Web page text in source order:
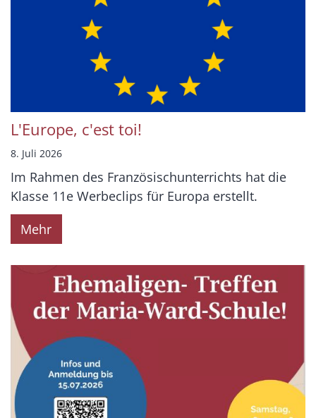
L'Europe, c'est toi!
8. Juli 2026
Im Rahmen des Französischunterrichts hat die
Klasse 11e Werbeclips für Europa erstellt.
Mehr